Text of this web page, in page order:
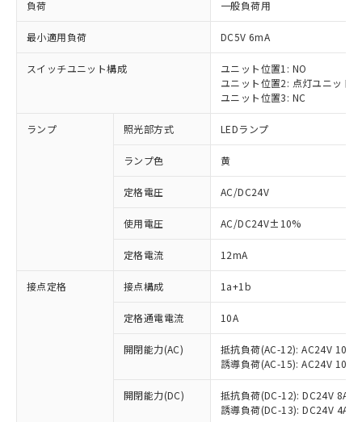
負荷 一般負荷用
最小適用負荷 DC5V 6mA
スイッチユニット構成
ユニット位置1: NO
ユニット位置2: 点灯ユニット
ユニット位置3: NC
ランプ 照光部方式 LEDランプ
ランプ色 黄
定格電圧 AC/DC24V
使用電圧 AC/DC24V±10%
定格電流 12mA
接点定格 接点構成 1a+1b
定格通電電流 10A
開閉能力(AC)
抵抗負荷(AC-12): AC24V 10A/
誘導負荷(AC-15): AC24V
開閉能力(DC)
抵抗負荷(DC-12): DC24V 8A/
誘導負荷(DC-13): DC24V 4A/
ご利用条件
対応済み：EU RoHS指令（10物質）の
非含有に対応した製品が提供可能な商品で
対応予定：EU RoHS指令（10物質）の非含
有に対応した製品に切り替える予定のある